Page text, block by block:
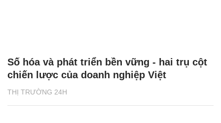
THỊ TRƯỜNG 24H
Số hóa và phát triển bền vững - hai trụ cột
chiến lược của doanh nghiệp Việt